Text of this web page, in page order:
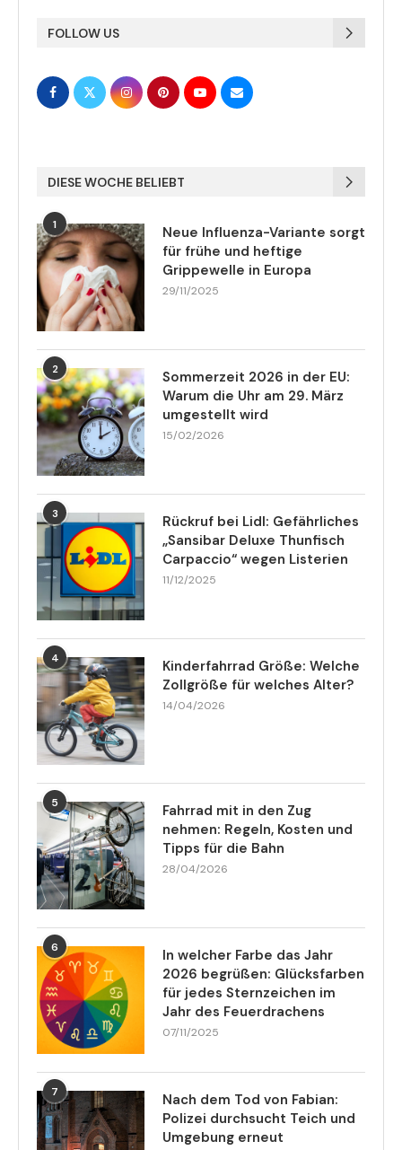
FOLLOW US
DIESE WOCHE BELIEBT
1
Neue Influenza-Variante sorgt
für frühe und heftige
Grippewelle in Europa
29/11/2025
2
Sommerzeit 2026 in der EU:
Warum die Uhr am 29. März
umgestellt wird
15/02/2026
3
Rückruf bei Lidl: Gefährliches
„Sansibar Deluxe Thunfisch
Carpaccio“ wegen Listerien
11/12/2025
4
Kinderfahrrad Größe: Welche
Zollgröße für welches Alter?
14/04/2026
5
Fahrrad mit in den Zug
nehmen: Regeln, Kosten und
Tipps für die Bahn
28/04/2026
6
In welcher Farbe das Jahr
2026 begrüßen: Glücksfarben
für jedes Sternzeichen im
Jahr des Feuerdrachens
07/11/2025
7
Nach dem Tod von Fabian:
Polizei durchsucht Teich und
Umgebung erneut